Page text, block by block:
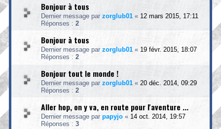
Bonjour à tous
Dernier message par zorglub01 « 12 mars 2015, 17:11
Réponses : 2
Bonjour à tous
Dernier message par zorglub01 « 19 févr. 2015, 18:07
Réponses : 2
Bonjour tout le monde !
Dernier message par zorglub01 « 20 déc. 2014, 09:29
Réponses : 2
Aller hop, on y va, en route pour l'aventure ...
Dernier message par papyjo « 14 oct. 2014, 19:57
Réponses : 3